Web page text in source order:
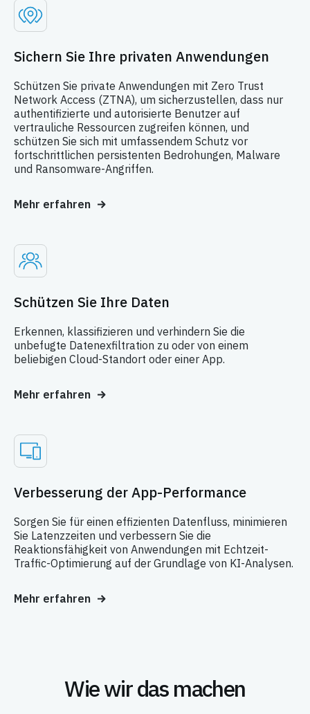
Sichern Sie Ihre privaten Anwendungen
Schützen Sie private Anwendungen mit Zero Trust
Network Access (ZTNA), um sicherzustellen, dass nur
authentifizierte und autorisierte Benutzer auf
vertrauliche Ressourcen zugreifen können, und
schützen Sie sich mit umfassendem Schutz vor
fortschrittlichen persistenten Bedrohungen, Malware
und Ransomware-Angriffen.
Mehr erfahren
Schützen Sie Ihre Daten
Erkennen, klassifizieren und verhindern Sie die
unbefugte Datenexfiltration zu oder von einem
beliebigen Cloud-Standort oder einer App.
Mehr erfahren
Verbesserung der App-Performance
Sorgen Sie für einen effizienten Datenfluss, minimieren
Sie Latenzzeiten und verbessern Sie die
Reaktionsfähigkeit von Anwendungen mit Echtzeit-
Traffic-Optimierung auf der Grundlage von KI-Analysen.
Mehr erfahren
Wie wir das machen